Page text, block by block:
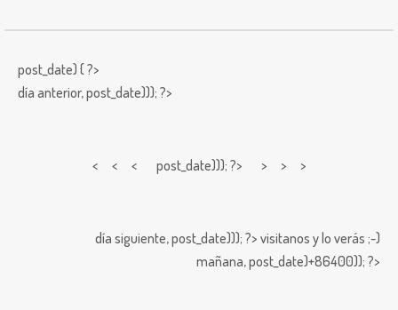
post_date) { ?>
día anterior,post_date))); ?>
< < < post_date))); ?> > > >
día siguiente,post_date))); ?> visitanos y lo verás ;-)
mañana,post_date)+86400)); ?>